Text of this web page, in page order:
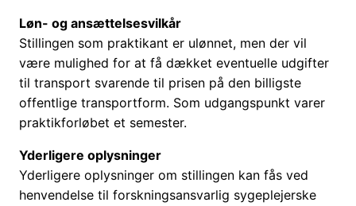
Løn- og ansættelsesvilkår
Stillingen som praktikant er ulønnet, men der vil
være mulighed for at få dækket eventuelle udgifter
til transport svarende til prisen på den billigste
offentlige transportform. Som udgangspunkt varer
praktikforløbet et semester.
Yderligere oplysninger
Yderligere oplysninger om stillingen kan fås ved
henvendelse til forskningsansvarlig sygeplejerske